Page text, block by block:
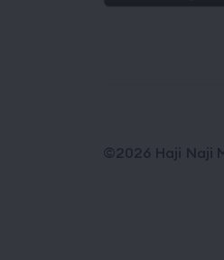
©2026 Haji Naji